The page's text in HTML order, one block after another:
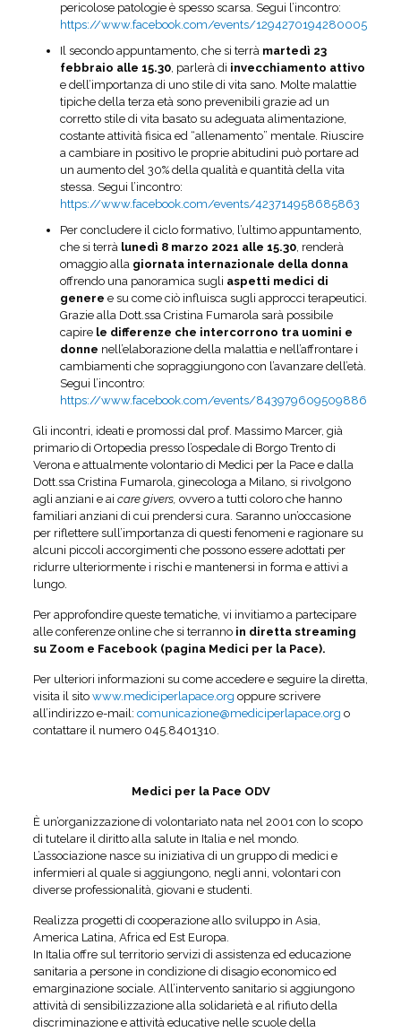
pericolose patologie è spesso scarsa. Segui l’incontro:
https://www.facebook.com/events/1294270194280005
Il secondo appuntamento, che si terrà martedì 23
febbraio alle 15.30, parlerà di invecchiamento attivo
e dell’importanza di uno stile di vita sano. Molte malattie
tipiche della terza età sono prevenibili grazie ad un
corretto stile di vita basato su adeguata alimentazione,
costante attività fisica ed “allenamento” mentale. Riuscire
a cambiare in positivo le proprie abitudini può portare ad
un aumento del 30% della qualità e quantità della vita
stessa. Segui l’incontro:
https://www.facebook.com/events/423714958685863
Per concludere il ciclo formativo, l’ultimo appuntamento,
che si terrà lunedì 8 marzo 2021 alle 15.30, renderà
omaggio alla giornata internazionale della donna
offrendo una panoramica sugli aspetti medici di
genere e su come ciò influisca sugli approcci terapeutici.
Grazie alla Dott.ssa Cristina Fumarola sarà possibile
capire le differenze che intercorrono tra uomini e
donne nell’elaborazione della malattia e nell’affrontare i
cambiamenti che sopraggiungono con l’avanzare dell’età.
Segui l’incontro:
https://www.facebook.com/events/843979609509886
Gli incontri, ideati e promossi dal prof. Massimo Marcer, già
primario di Ortopedia presso l’ospedale di Borgo Trento di
Verona e attualmente volontario di Medici per la Pace e dalla
Dott.ssa Cristina Fumarola, ginecologa a Milano, si rivolgono
agli anziani e ai care givers, ovvero a tutti coloro che hanno
familiari anziani di cui prendersi cura. Saranno un’occasione
per riflettere sull’importanza di questi fenomeni e ragionare su
alcuni piccoli accorgimenti che possono essere adottati per
ridurre ulteriormente i rischi e mantenersi in forma e attivi a
lungo.
Per approfondire queste tematiche, vi invitiamo a partecipare
alle conferenze online che si terranno in diretta streaming
su Zoom e Facebook (pagina Medici per la Pace).
Per ulteriori informazioni su come accedere e seguire la diretta,
visita il sito www.mediciperlapace.org oppure scrivere
all’indirizzo e-mail: comunicazione@mediciperlapace.org o
contattare il numero 045.8401310.
Medici per la Pace ODV
È un’organizzazione di volontariato nata nel 2001 con lo scopo
di tutelare il diritto alla salute in Italia e nel mondo.
L’associazione nasce su iniziativa di un gruppo di medici e
infermieri al quale si aggiungono, negli anni, volontari con
diverse professionalità, giovani e studenti.
Realizza progetti di cooperazione allo sviluppo in Asia,
America Latina, Africa ed Est Europa.
In Italia offre sul territorio servizi di assistenza ed educazione
sanitaria a persone in condizione di disagio economico ed
emarginazione sociale. All’intervento sanitario si aggiungono
attività di sensibilizzazione alla solidarietà e al rifiuto della
discriminazione e attività educative nelle scuole della